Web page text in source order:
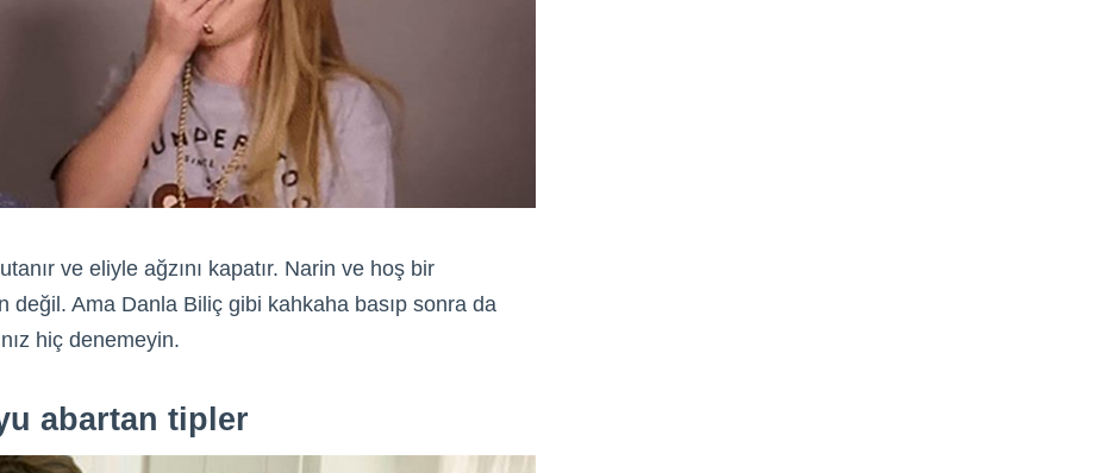
ve eliyle ağzını kapatır. Narin ve hoş bir
değil. Ama Danla Biliç gibi kahkaha basıp sonra da
hiç denemeyin.
abartan tipler